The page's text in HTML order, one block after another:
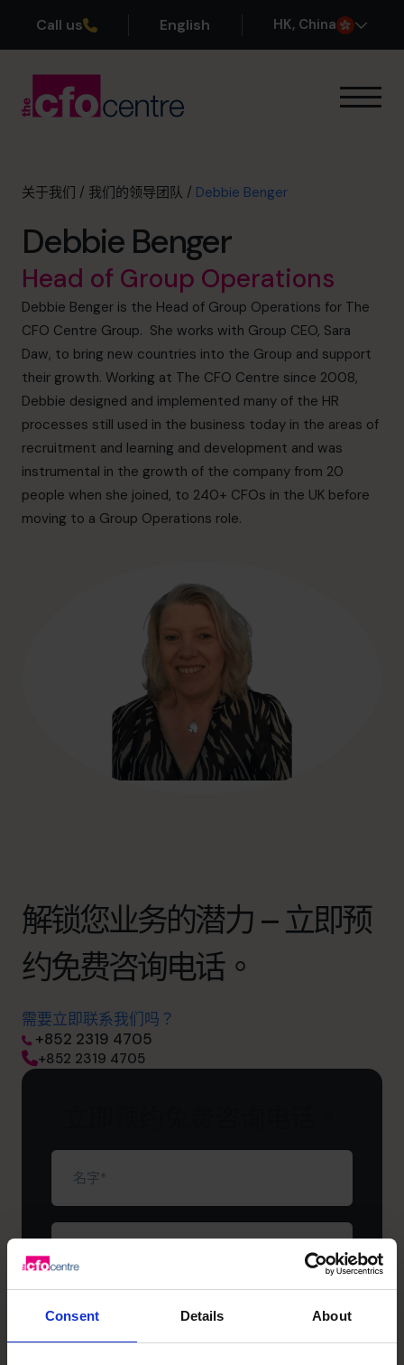
Consent Details About
Call us English HK, China
我们的首席财务官
关于我们
加入团队
预约咨询电话
+852 2319 4705
info@cfocentre.com.hk
关于我们 / 我们的领导团队 / Debbie Benger
Debbie Benger
Head of Group Operations
Debbie Benger is the Head of Group Operations for The
CFO Centre Group. She works with Group CEO, Sara
Daw, to bring new countries into the Group and support
their growth. Working at The CFO Centre since 2008,
Debbie designed and implemented many of the HR
processes still used in the business today in the areas of
recruitment and learning and development and was
instrumental in the growth of the company from 20
people when she joined, to 240+ CFOs in the UK before
moving to a Group Operations role.
解锁您业务的潜力 – 立即预
约免费咨询电话。
需要立即联系我们吗？
+852 2319 4705
+852 2319 4705
名
（必
填）
姓
（必
话
号